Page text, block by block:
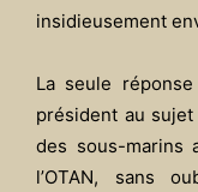
insidieusement
La seule
président au
des sous-marins
l’OTAN, sans